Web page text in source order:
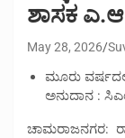
ಶಾಸಕ
May 28, 2026
ಮೂರು
ಅನುದಾನ :
ಚಾಮರಾಜನಗರ: